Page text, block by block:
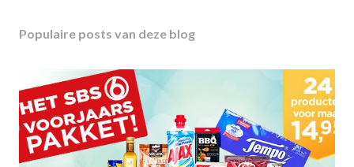
Populaire posts van deze blog